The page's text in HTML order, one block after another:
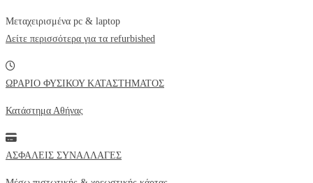
Μεταχειρισμένα pc & laptop
Δείτε περισσότερα για τα refurbished
ΩΡΑΡΙΟ ΦΥΣΙΚΟΥ ΚΑΤΑΣΤΗΜΑΤΟΣ
Κατάστημα Αθήνας
ΑΣΦΑΛΕΙΣ ΣΥΝΑΛΛΑΓΕΣ